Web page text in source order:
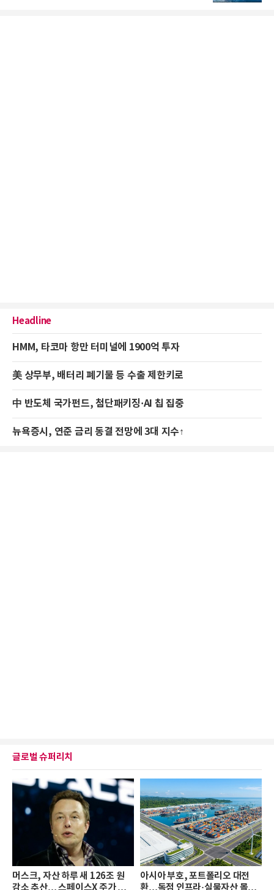
Headline
HMM, 타코마 항만 터미널에 1900억 투자
美 상무부, 배터리 폐기물 등 수출 제한키로
中 반도체 국가펀드, 첨단패키징·AI 칩 집중
뉴욕증시, 연준 금리 동결 전망에 3대 지수↑
글로벌 슈퍼리치
머스크, 자산 하루 새 126조 원
감소 추산… 스페이스X 주가 하
아시아 부호, 포트폴리오 대전
환…독점 인프라·실물자산 몰린